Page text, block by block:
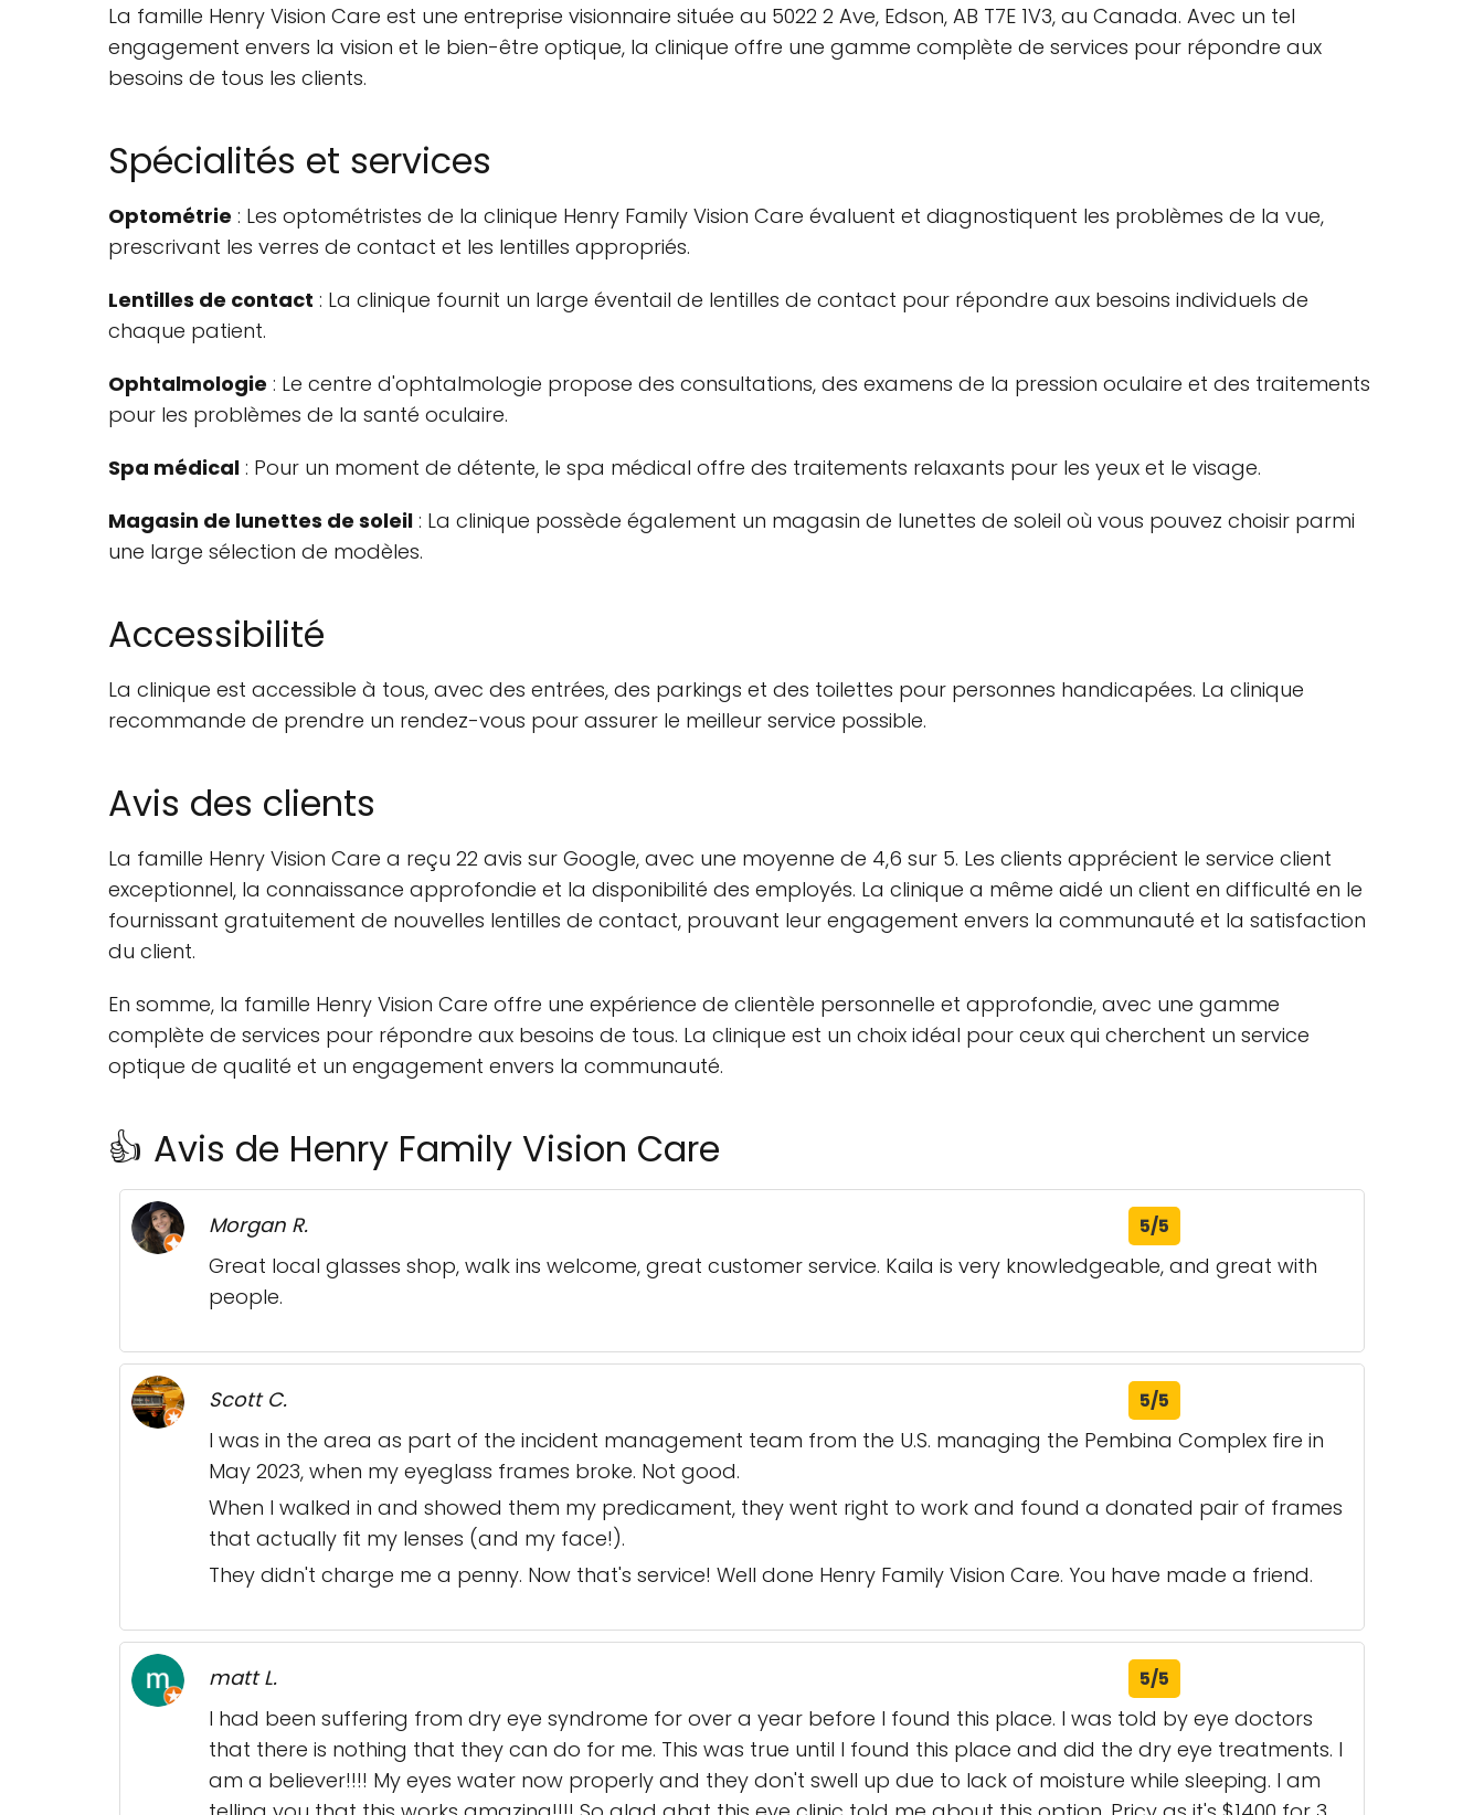
La famille Henry Vision Care est une entreprise visionnaire située au 5022 2 Ave, Edson, AB T7E 1V3, au Canada. Avec un tel
engagement envers la vision et le bien-être optique, la clinique offre une gamme complète de services pour répondre aux
besoins de tous les clients.
Spécialités et services
Optométrie : Les optométristes de la clinique Henry Family Vision Care évaluent et diagnostiquent les problèmes de la vue,
prescrivant les verres de contact et les lentilles appropriés.
Lentilles de contact : La clinique fournit un large éventail de lentilles de contact pour répondre aux besoins individuels de
chaque patient.
Ophtalmologie : Le centre d'ophtalmologie propose des consultations, des examens de la pression oculaire et des traitements
pour les problèmes de la santé oculaire.
Spa médical : Pour un moment de détente, le spa médical offre des traitements relaxants pour les yeux et le visage.
Magasin de lunettes de soleil : La clinique possède également un magasin de lunettes de soleil où vous pouvez choisir parmi
une large sélection de modèles.
Accessibilité
La clinique est accessible à tous, avec des entrées, des parkings et des toilettes pour personnes handicapées. La clinique
recommande de prendre un rendez-vous pour assurer le meilleur service possible.
Avis des clients
La famille Henry Vision Care a reçu 22 avis sur Google, avec une moyenne de 4,6 sur 5. Les clients apprécient le service client
exceptionnel, la connaissance approfondie et la disponibilité des employés. La clinique a même aidé un client en difficulté en le
fournissant gratuitement de nouvelles lentilles de contact, prouvant leur engagement envers la communauté et la satisfaction
du client.
En somme, la famille Henry Vision Care offre une expérience de clientèle personnelle et approfondie, avec une gamme
complète de services pour répondre aux besoins de tous. La clinique est un choix idéal pour ceux qui cherchent un service
optique de qualité et un engagement envers la communauté.
👍 Avis de Henry Family Vision Care
Morgan R. 5/5
Great local glasses shop, walk ins welcome, great customer service. Kaila is very knowledgeable, and great with
people.
Scott C. 5/5
I was in the area as part of the incident management team from the U.S. managing the Pembina Complex fire in
May 2023, when my eyeglass frames broke. Not good.
When I walked in and showed them my predicament, they went right to work and found a donated pair of frames
that actually fit my lenses (and my face!).
They didn't charge me a penny. Now that's service! Well done Henry Family Vision Care. You have made a friend.
matt L. 5/5
I had been suffering from dry eye syndrome for over a year before I found this place. I was told by eye doctors
that there is nothing that they can do for me. This was true until I found this place and did the dry eye treatments. I
am a believer!!!! My eyes water now properly and they don't swell up due to lack of moisture while sleeping. I am